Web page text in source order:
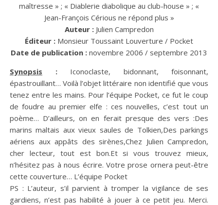
maîtresse » ; « Diablerie diabolique au club-house » ; «
Jean-François Cérious ne répond plus »
Auteur : Julien Campredon
Éditeur : Monsieur Toussaint Louverture / Pocket
Date de publication : novembre 2006 / septembre 2013
Synopsis : Iconoclaste, bidonnant, foisonnant,
épastrouillant… Voilà l’objet littéraire non identifié que vous
tenez entre les mains. Pour l’équipe Pocket, ce fut le coup
de foudre au premier elfe : ces nouvelles, c’est tout un
poème… D’ailleurs, on en ferait presque des vers :Des
marins maltais aux vieux saules de Tolkien,Des parkings
aériens aux appâts des sirènes,Chez Julien Campredon,
cher lecteur, tout est bon.Et si vous trouvez mieux,
n’hésitez pas à nous écrire. Votre prose ornera peut-être
cette couverture… L’équipe Pocket
PS : L’auteur, s’il parvient à tromper la vigilance de ses
gardiens, n’est pas habilité à jouer à ce petit jeu. Merci.